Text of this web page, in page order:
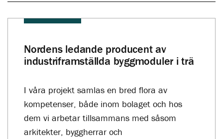
Nordens ledande producent av
industriframställda byggmoduler i trä
I våra projekt samlas en bred flora av
kompetenser, både inom bolaget och hos
dem vi arbetar tillsammans med såsom
arkitekter, byggherrar och